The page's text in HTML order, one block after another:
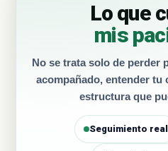
Lo que
mis
No se trata solo de perder
acompañado, entender tu
estructura que
Seguimiento real